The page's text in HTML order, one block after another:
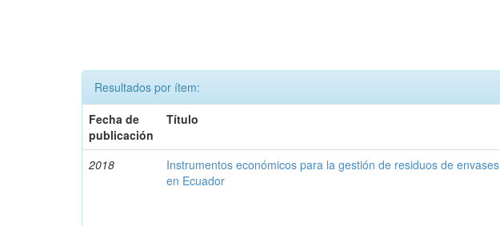
Resultados por ítem:
Fecha de
publicación
Título
2018
Instrumentos económicos para la gestión de residuos de envases
en Ecuador